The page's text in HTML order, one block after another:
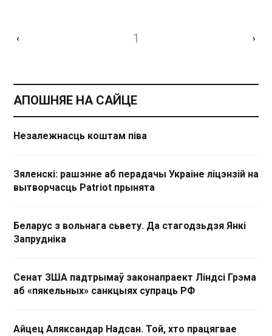
‹ 1 ›
АПОШНЯЕ НА САЙЦЕ
Незалежнасць коштам піва
Зяленскі: рашэнне аб перадачы Украіне ліцэнзій на
вытворчасць Patriot прынята
Беларус з вольнага сьвету. Да стагодзьдзя Янкі
Запрудніка
Сенат ЗША падтрымаў законапраект Ліндсі Грэма
аб «пякельных» санкцыях супраць РФ
Айцец Аляксандар Надсан. Той, хто працягвае